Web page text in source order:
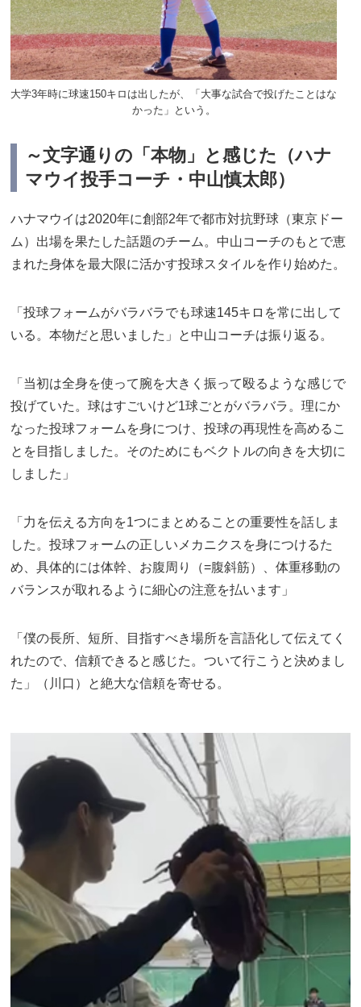
大学3年時に球速150キロは出したが、「大事な試合で投げたことはな
かった」という。
～文字通りの「本物」と感じた（ハナ
マウイ投手コーチ・中山慎太郎）
ハナマウイは2020年に創部2年で都市対抗野球（東京ドー
ム）出場を果たした話題のチーム。中山コーチのもとで恵
まれた身体を最大限に活かす投球スタイルを作り始めた。
「投球フォームがバラバラでも球速145キロを常に出して
いる。本物だと思いました」と中山コーチは振り返る。
「当初は全身を使って腕を大きく振って殴るような感じで
投げていた。球はすごいけど1球ごとがバラバラ。理にか
なった投球フォームを身につけ、投球の再現性を高めるこ
とを目指しました。そのためにもベクトルの向きを大切に
しました」
「力を伝える方向を1つにまとめることの重要性を話しま
した。投球フォームの正しいメカニクスを身につけるた
め、具体的には体幹、お腹周り（=腹斜筋）、体重移動の
バランスが取れるように細心の注意を払います」
「僕の長所、短所、目指すべき場所を言語化して伝えてく
れたので、信頼できると感じた。ついて行こうと決めまし
た」（川口）と絶大な信頼を寄せる。